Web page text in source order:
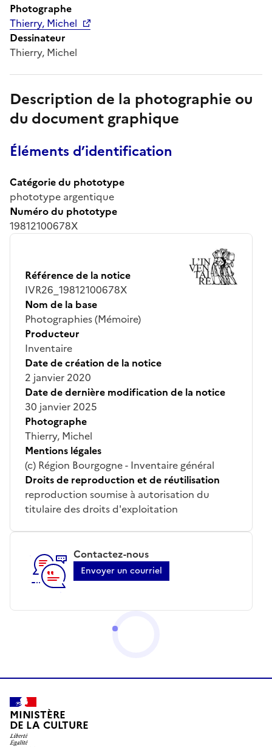
Photographe
Thierry, Michel
Dessinateur
Thierry, Michel
Description de la photographie ou
du document graphique
Éléments d’identification
Catégorie du phototype
phototype argentique
Numéro du phototype
19812100678X
Référence de la notice
IVR26_19812100678X
Nom de la base
Photographies (Mémoire)
Producteur
Inventaire
Date de création de la notice
2 janvier 2020
Date de dernière modification de la notice
30 janvier 2025
Photographe
Thierry, Michel
Mentions légales
(c) Région Bourgogne - Inventaire général
Droits de reproduction et de réutilisation
reproduction soumise à autorisation du
titulaire des droits d'exploitation
Contactez-nous
Envoyer un courriel
MINISTÈRE
DE LA CULTURE